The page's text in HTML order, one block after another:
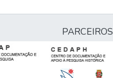
PARCEIROS